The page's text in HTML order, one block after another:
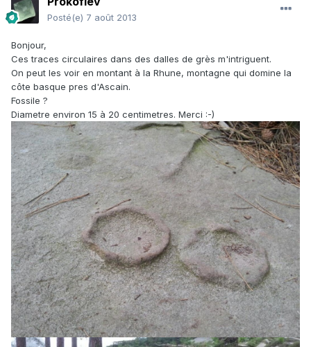
Posté(e) 7 août 2013
Bonjour,
Ces traces circulaires dans des dalles de grès m'intriguent.
On peut les voir en montant à la Rhune, montagne qui domine la
côte basque pres d'Ascain.
Fossile ?
Diametre environ 15 à 20 centimetres. Merci :-)